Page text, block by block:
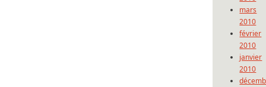
mars
2010
février
2010
janvier
2010